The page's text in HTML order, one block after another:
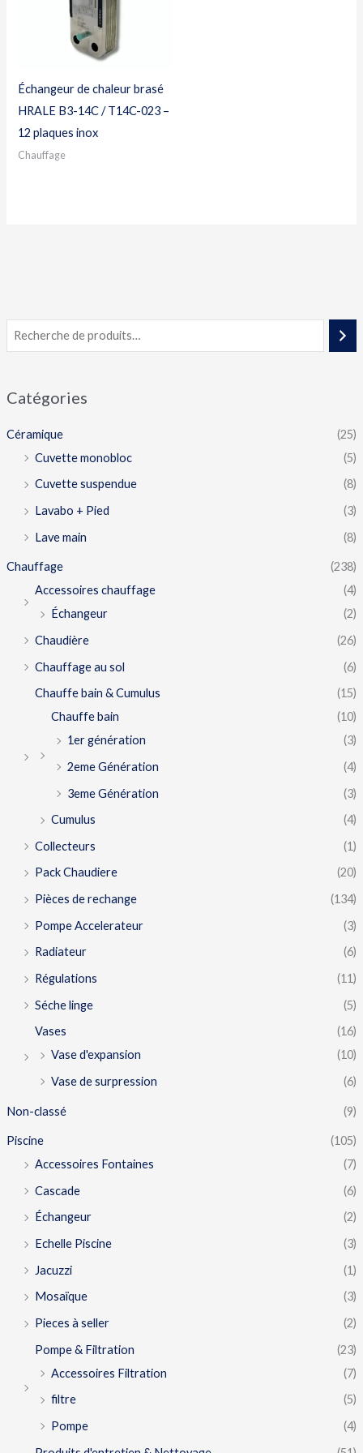
Catégories
Céramique
(25)
Cuvette monobloc
(5)
Cuvette suspendue
(8)
Lavabo + Pied
(3)
Lave main
(8)
Chauffage
(238)
Accessoires chauffage
(4)
Échangeur
(2)
Chaudière
(26)
Chauffage au sol
(6)
Chauffe bain & Cumulus
(15)
Chauffe bain
(10)
1er génération
(3)
2eme Génération
(4)
3eme Génération
(3)
Cumulus
(4)
Collecteurs
(1)
Pack Chaudiere
(20)
Pièces de rechange
(134)
Pompe Accelerateur
(3)
Radiateur
(6)
Régulations
(11)
Séche linge
(5)
Vases
(16)
Vase d'expansion
(10)
Vase de surpression
(6)
Non-classé (9)
Piscine
(105)
Accessoires Fontaines
(7)
Cascade
(6)
Échangeur
(2)
Echelle Piscine
(3)
Jacuzzi
(1)
Mosaïque
(3)
Pieces à seller
(2)
Pompe & Filtration
(23)
Accessoires Filtration
(7)
filtre
(5)
Pompe
(4)
Échangeur de chaleur brasé
HRALE B3-14C / T14C-023 –
12 plaques inox
Chauffage